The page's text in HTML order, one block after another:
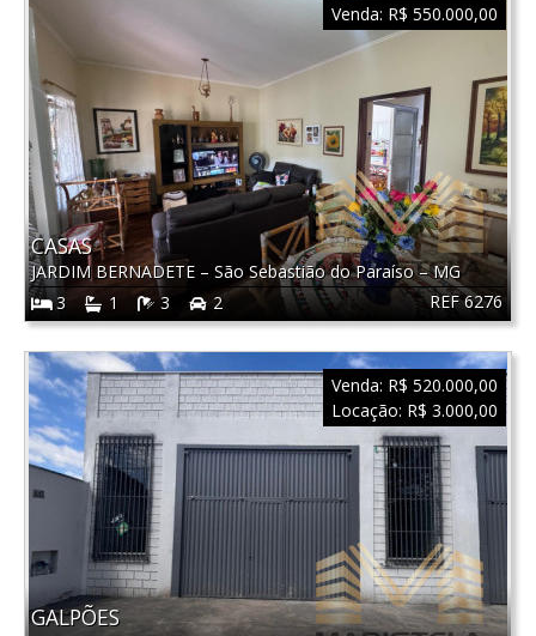
REF 6276
CASAS
JARDIM BERNADETE – São Sebastião do Paraíso–MG
3
1 3 2
Venda: R$ 550.000,00
GALPÕES
Venda: R$ 520.000,00
Locação: R$ 3.000,00